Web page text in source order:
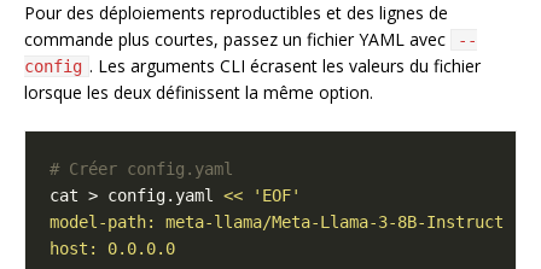
Pour des déploiements reproductibles et des lignes de
commande plus courtes, passez un fichier YAML avec
--
config . Les arguments CLI écrasent les valeurs du fichier
lorsque les deux définissent la même option.
# Créer config.yaml
cat > config.yaml